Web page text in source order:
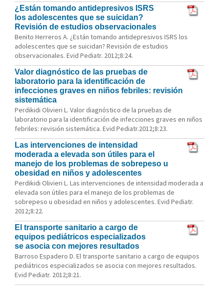
¿Están tomando antidepresivos ISRS
los adolescentes que se suicidan?
Revisión de estudios observacionales
Benito Herreros A. ¿Están tomando antidepresivos ISRS los
adolescentes que se suicidan? Revisión de estudios
observacionales. Evid Pediatr. 2012;8:24.
Valor diagnóstico de las pruebas de
laboratorio para la identificación de
infecciones graves en niños febriles: revisión
sistemática
Perdikidi Olivieri L. Valor diagnóstico de la pruebas de
laboratorio para la identificación de infecciones graves en niños
febriles: revisión sistemática. Evid Pediatr.2012;8:23.
Las intervenciones de intensidad
moderada a elevada son útiles para el
manejo de los problemas de sobrepeso u
obesidad en niños y adolescentes
Perdikidi Olivieri L. Las intervenciones de intensidad moderada a
elevada son útiles para el manejo de los problemas de
sobrepeso u obesidad en niños y adolescentes. Evid Pediatr.
2012;8:22.
El transporte sanitario a cargo de
equipos pediátricos especializados
se asocia con mejores resultados
Barroso Espadero D. El transporte sanitario a cargo de equipos
pediátricos especializados se asocia con mejores resultados.
Evid Pediatr. 2012;8:21.